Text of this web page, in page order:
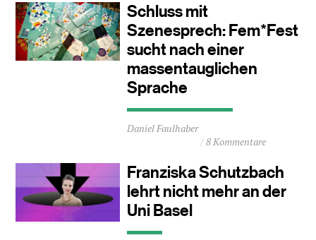
Schluss mit
Szenesprech: Fem*Fest
sucht nach einer
massentauglichen
Sprache
Durchschnittliche
Lesezeit
Minuten
Daniel Faulhaber
8 Kommentare
Franziska Schutzbach
lehrt nicht mehr an der
Uni Basel